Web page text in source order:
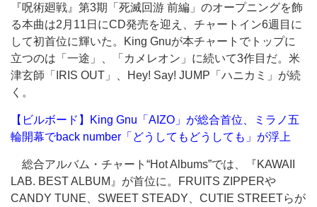
『呪術廻戦』第3期「死滅回游 前編」のオープニングを飾
る本曲は2月11日にCD発売を迎え、チャートイン6週目に
して初首位に輝いた。King Gnuが本チャートでトップに
立つのは「一途」、「カメレオン」に続いて3作目だ。米
津玄師「IRIS OUT」、Hey! Say! JUMP「ハニカミ」が続
く。
【ビルボード】King Gnu「AIZO」が総合首位、ミラノ五
輪開幕でback number「どうしてもどうしても」が浮上
総合アルバム・チャート“Hot Albums”では、『KAWAII
LAB. BEST ALBUM』が首位に。FRUITS ZIPPERや
CANDY TUNE、SWEET STEADY、CUTIE STREETらが